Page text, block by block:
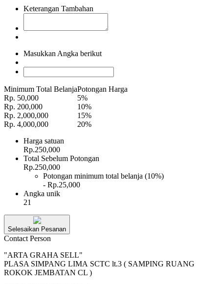
Keterangan Tambahan
Masukkan Angka berikut
Minimum Total BelanjaPotongan Harga
Rp. 50,000
5%
Rp. 200,000
10%
Rp. 2,000,000
15%
Rp. 4,000,000
20%
Harga satuan
Rp.250,000
Total Sebelum Potongan
Rp.250,000
Potongan minimum total belanja (10%)
- Rp.25,000
Angka unik
21
Selesaikan Pesanan
Contact Person
"ARTA GRAHA SELL"
PLASA SIMPANG LIMA SCTC lt.3 ( SAMPING RUANG
ROKOK JEMBATAN CL )